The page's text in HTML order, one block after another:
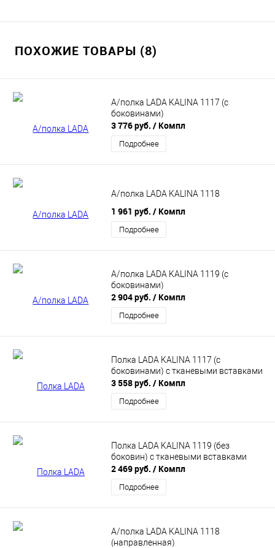
ПОХОЖИЕ ТОВАРЫ (8)
А/полка LADA KALINA 1117 (с
боковинами)
3 776 руб. / Компл
Подробнее
А/полка LADA KALINA 1118
1 961 руб. / Компл
Подробнее
А/полка LADA KALINA 1119 (c
боковинами)
2 904 руб. / Компл
Подробнее
Полка LADA KALINA 1117 (с
боковинами) с тканевыми вставками
3 558 руб. / Компл
Подробнее
Полка LADA KALINA 1119 (без
боковин) с тканевыми вставками
2 469 руб. / Компл
Подробнее
А/полка LADA KALINA 1118
(направленная)